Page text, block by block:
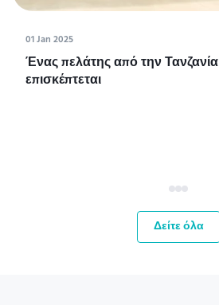
01 Jan 2025
Ένας πελάτης από την Τανζανία
επισκέπτεται
Δείτε όλα